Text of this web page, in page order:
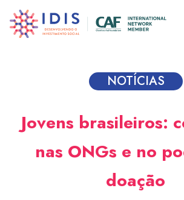
para
NOTÍCIAS
Jovens brasileiros:
nas ONGs e no
doação